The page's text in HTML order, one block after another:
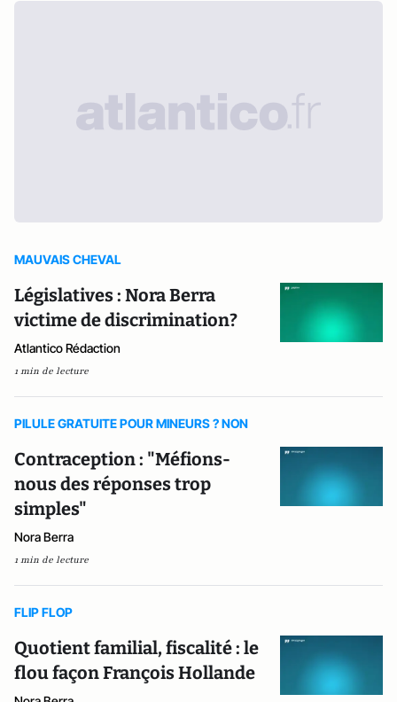
MAUVAIS CHEVAL
Législatives : Nora Berra
victime de discrimination?
Atlantico Rédaction
1 min de lecture
PILULE GRATUITE POUR MINEURS ? NON
Contraception : "Méfions-
nous des réponses trop
simples"
Nora Berra
1 min de lecture
FLIP FLOP
Quotient familial, fiscalité : le
flou façon François Hollande